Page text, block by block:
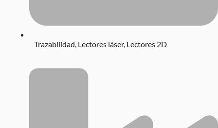
Trazabilidad Lectores láser, Lectores 2D